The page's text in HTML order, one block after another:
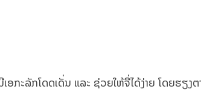
ກະລັກໂດດເດັ່ນ ແລະ ຊ່ວຍໃຫ້ຈື່ໄດ້ງ່າຍ ໂດຍຮຽງ